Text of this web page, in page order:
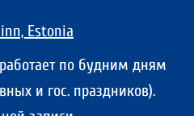
Estonia
по будним дням
и гос. праздников).